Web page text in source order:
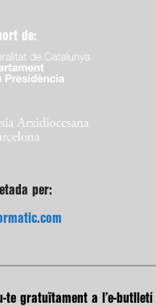
de:
per:
te gratuïtament a l’e-butlletí